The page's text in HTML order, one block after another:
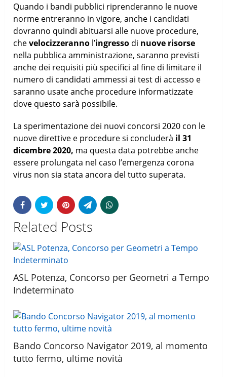
Quando i bandi pubblici riprenderanno le nuove
norme entreranno in vigore, anche i candidati
dovranno quindi abituarsi alle nuove procedure,
chevelocizzeranno l’ingresso di nuove risorse
nella pubblica amministrazione, saranno previsti
anche dei requisiti più specifici al fine di limitare il
numero di candidati ammessi ai test di accesso e
saranno usate anche procedure informatizzate
dove questo sarà possibile.
La sperimentazione dei nuovi concorsi 2020 con le
nuove direttive e procedure si concluderà il 31
dicembre 2020, ma questa data potrebbe anche
essere prolungata nel caso l’emergenza corona
virus non sia stata ancora del tutto superata.
Related Posts
ASL Potenza, Concorso per Geometri a Tempo
Indeterminato
Bando Concorso Navigator 2019, al momento
tutto fermo, ultime novità